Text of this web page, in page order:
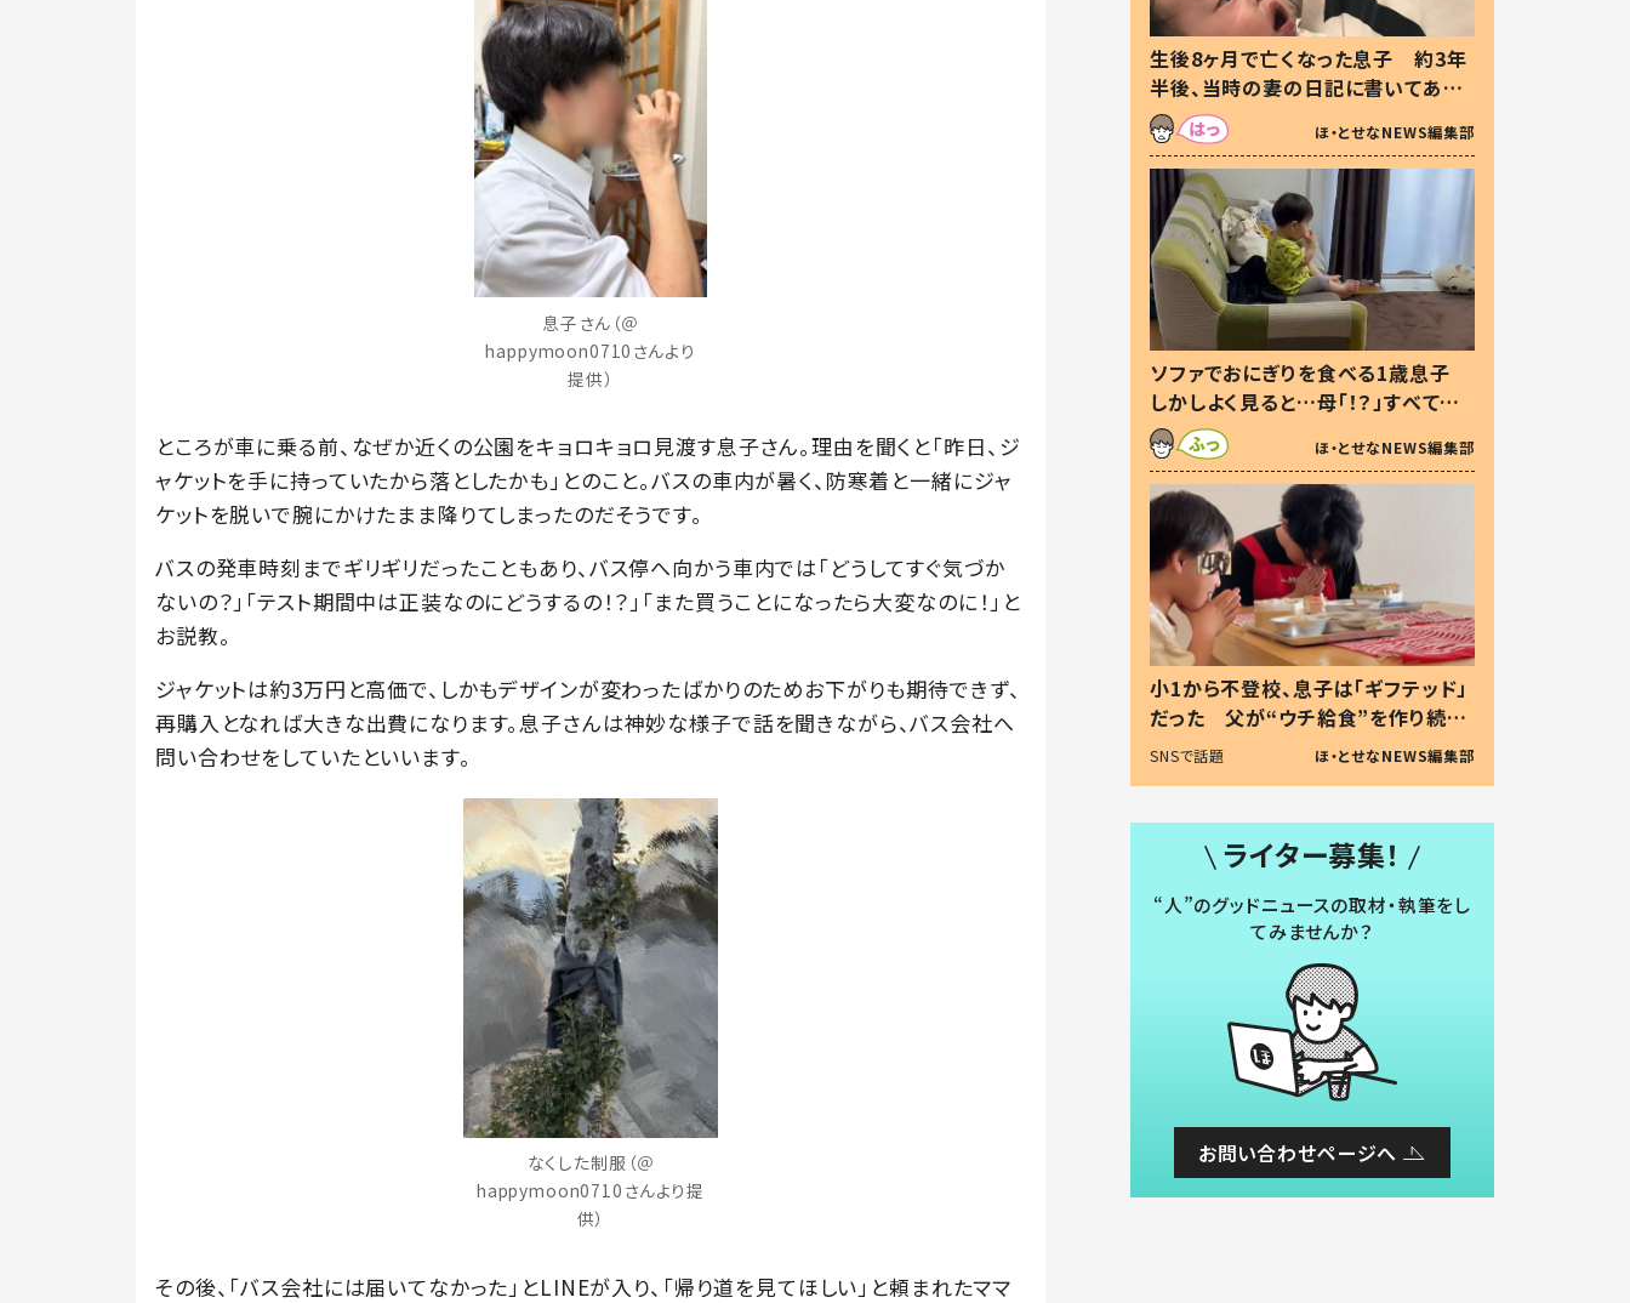
息子さん（＠
happymoon0710さんより
提供）
ところが車に乗る前、なぜか近くの公園をキョロキョロ見渡す息子さん。理由を聞くと「昨日、ジ
ャケットを手に持っていたから落としたかも」とのこと。バスの車内が暑く、防寒着と一緒にジャ
ケットを脱いで腕にかけたまま降りてしまったのだそうです。
バスの発車時刻までギリギリだったこともあり、バス停へ向かう車内では「どうしてすぐ気づか
ないの？」「テスト期間中は正装なのにどうするの！？」「また買うことになったら大変なのに！」と
お説教。
ジャケットは約3万円と高価で、しかもデザインが変わったばかりのためお下がりも期待できず、
再購入となれば大きな出費になります。息子さんは神妙な様子で話を聞きながら、バス会社へ
問い合わせをしていたといいます。
なくした制服（＠
happymoon0710さんより提
供）
その後、「バス会社には届いてなかった」とLINEが入り、「帰り道を見てほしい」と頼まれたママ
生後8ヶ月で亡くなった息子 約3年
半後、当時の妻の日記に書いてあっ
た本音とは
ほ・とせなNEWS編集部
ソファでおにぎりを食べる1歳息子
しかしよく見ると…母「！？」すべてを
察した母の投稿に「可愛いから許
す！」「現行犯〜」
ほ・とせなNEWS編集部
小1から不登校、息子は「ギフテッド」
だった 父が“ウチ給食”を作り続け
る理由とは #令和の親 #令和の子
SNSで話題 ほ・とせなNEWS編集部
ライター募集！
“人”のグッドニュースの取材・執筆をし
てみませんか？
お問い合わせページへ